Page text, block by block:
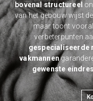
bovenal structureel
van het gebouw wijst
maar toont
verbeterpunten
gespecialiseerde
vakmannen
gewenste